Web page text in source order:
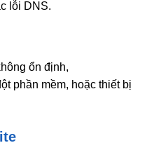
lỗi DNS.
ổn định,
phần mềm, hoặc thiết bị